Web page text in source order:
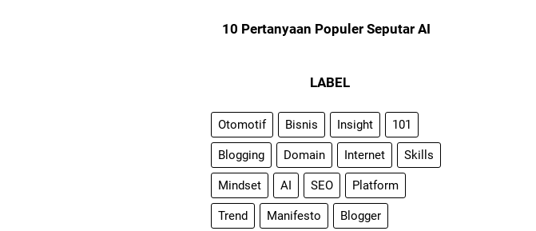
10 Pertanyaan Populer Seputar AI
LABEL
Otomotif Bisnis Insight 101
Blogging Domain Internet Skills
Mindset AI SEO Platform
Trend Manifesto Blogger